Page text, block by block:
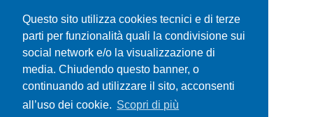
Questo sito utilizza cookies tecnici e di terze
parti per funzionalità quali la condivisione sui
social network e/o la visualizzazione di
media. Chiudendo questo banner, o
continuando ad utilizzare il sito, acconsenti
all’uso dei cookie. Scopri di più